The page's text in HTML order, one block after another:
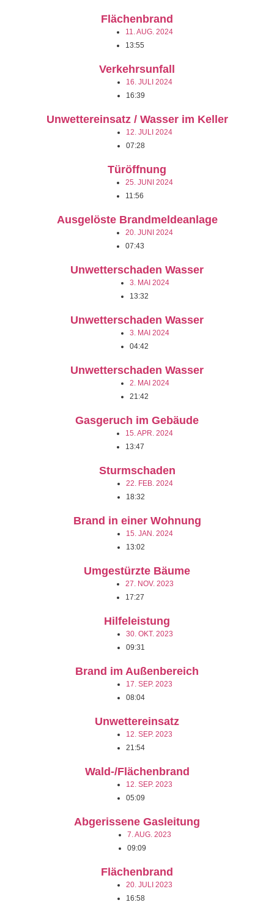
Flächenbrand
11. AUG. 2024
13:55
Verkehrsunfall
16. JULI 2024
16:39
Unwettereinsatz / Wasser im Keller
12. JULI 2024
07:28
Türöffnung
25. JUNI 2024
11:56
Ausgelöste Brandmeldeanlage
20. JUNI 2024
07:43
Unwetterschaden Wasser
3. MAI 2024
13:32
Unwetterschaden Wasser
3. MAI 2024
04:42
Unwetterschaden Wasser
2. MAI 2024
21:42
Gasgeruch im Gebäude
15. APR. 2024
13:47
Sturmschaden
22. FEB. 2024
18:32
Brand in einer Wohnung
15. JAN. 2024
13:02
Umgestürzte Bäume
27. NOV. 2023
17:27
Hilfeleistung
30. OKT. 2023
09:31
Brand im Außenbereich
17. SEP. 2023
08:04
Unwettereinsatz
12. SEP. 2023
21:54
Wald-/Flächenbrand
12. SEP. 2023
05:09
Abgerissene Gasleitung
7. AUG. 2023
09:09
Flächenbrand
20. JULI 2023
16:58